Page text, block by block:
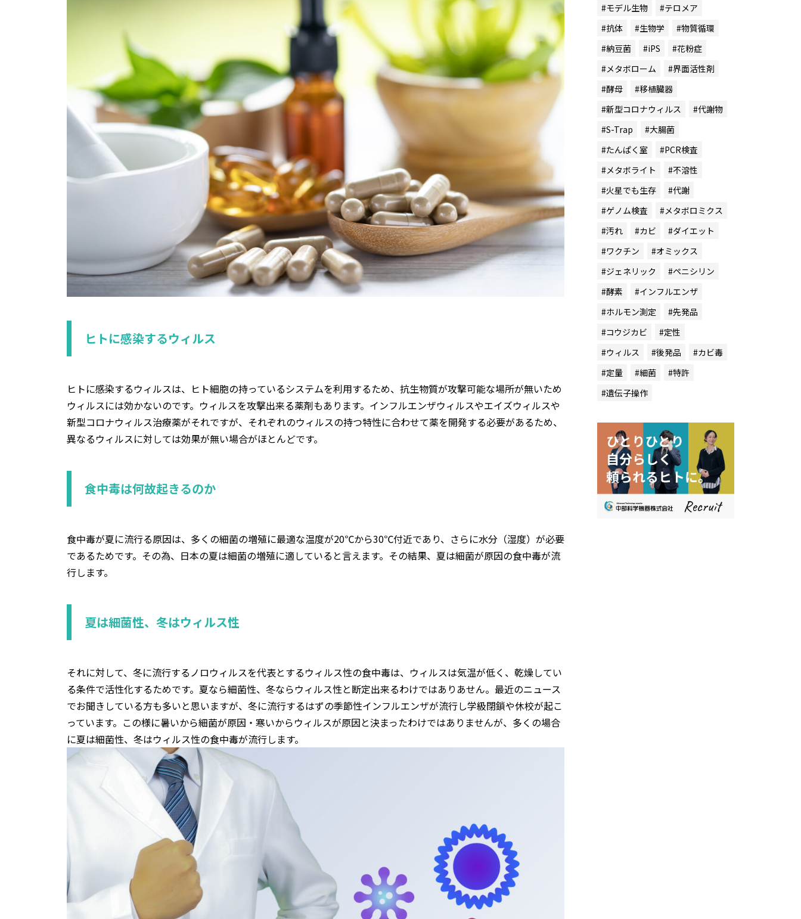
ヒトに感染するウィルス
ヒトに感染するウィルスは、ヒト細胞の持っているシステムを利用するため、抗生物質が攻撃可能な場所が無いため
ウィルスには効かないのです。ウィルスを攻撃出来る薬剤もあります。インフルエンザウィルスやエイズウィルスや
新型コロナウィルス治療薬がそれですが、それぞれのウィルスの持つ特性に合わせて薬を開発する必要があるため、
異なるウィルスに対しては効果が無い場合がほとんどです。
食中毒は何故起きるのか
食中毒が夏に流行る原因は、多くの細菌の増殖に最適な温度が20℃から30℃付近であり、さらに水分（湿度）が必要
であるためです。その為、日本の夏は細菌の増殖に適していると言えます。その結果、夏は細菌が原因の食中毒が流
行します。
夏は細菌性、冬はウィルス性
それに対して、冬に流行するノロウィルスを代表とするウィルス性の食中毒は、ウィルスは気温が低く、乾燥してい
る条件で活性化するためです。夏なら細菌性、冬ならウィルス性と断定出来るわけではありあせん。最近のニュース
でお聞きしている方も多いと思いますが、冬に流行するはずの季節性インフルエンザが流行し学級閉鎖や休校が起こ
っています。この様に暑いから細菌が原因・寒いからウィルスが原因と決まったわけではありませんが、多くの場合
に夏は細菌性、冬はウィルス性の食中毒が流行します。
#モデル生物
#テロメア
#抗体
#生物学
#物質循環
#納豆菌
#iPS
#花粉症
#メタボローム
#界面活性剤
#酵母
#移植臓器
#新型コロナウィルス
#代謝物
#S-Trap
#大腸菌
#たんぱく室
#PCR検査
#メタボライト
#不溶性
#火星でも生存
#代謝
#ゲノム検査
#メタボロミクス
#汚れ
#カビ
#ダイエット
#ワクチン
#オミックス
#ジェネリック
#ペニシリン
#酵素
#インフルエンザ
#ホルモン測定
#先発品
#コウジカビ
#定性
#ウィルス
#後発品
#カビ毒
#定量
#細菌
#特許
#遺伝子操作